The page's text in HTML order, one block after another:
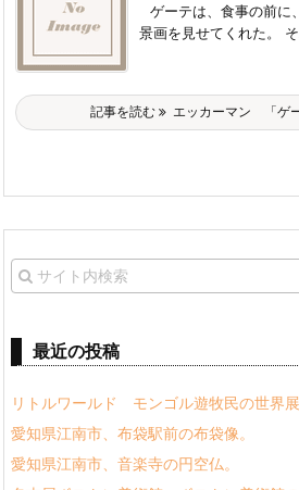
ゲーテは、食事の前に
景画を見せてくれた。
記事を読む エッカーマン 「ゲー
最近の投稿
リトルワールド モンゴル遊牧民の世界展
愛知県江南市、布袋駅前の布袋像。
愛知県江南市、音楽寺の円空仏。